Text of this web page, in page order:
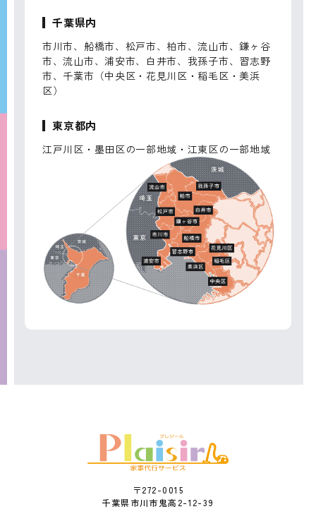
千葉県内
市川市、船橋市、松戸市、柏市、流山市、鎌ヶ谷
市、流山市、浦安市、白井市、我孫子市、習志野
市、千葉市（中央区・花見川区・稲毛区・美浜
区）
東京都内
江戸川区・墨田区の一部地域・江東区の一部地域
〒272-0015
千葉県市川市鬼高2-12-39